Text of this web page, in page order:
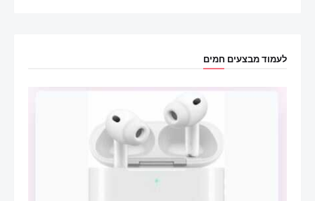
לעמוד מבצעים חמים